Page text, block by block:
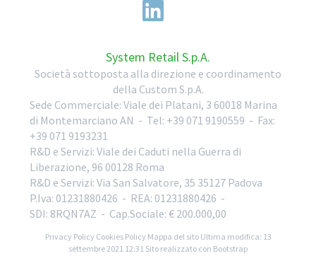
System Retail S.p.A.
Società sottoposta alla direzione e coordinamento
della Custom S.p.A.
Sede Commerciale: Viale dei Platani, 3 60018 Marina
di Montemarciano AN - Tel: +39 071 9190559 - Fax:
+39 071 9193231
R&D e Servizi: Viale dei Caduti nella Guerra di
Liberazione, 96 00128 Roma
R&D e Servizi: Via San Salvatore, 35 35127 Padova
P.Iva: 01231880426 - REA: 01231880426 -
SDI: 8RQN7AZ - Cap.Sociale: € 200.000,00
Privacy Policy Cookies Policy Mappa del sito Ultima modifica: 13
settembre 2021 12:31 Sito realizzato con Bootstrap